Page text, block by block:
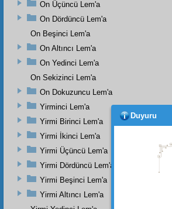
On Üçüncü Lem'a
On Dördüncü Lem'a
On Beşinci Lem'a
On Altıncı Lem'a
On Yedinci Lem'a
On Sekizinci Lem'a
On Dokuzuncu Lem'a
Yirminci Lem'a
Yirmi Birinci Lem'a
Yirmi İkinci Lem'a
Yirmi Üçüncü Lem'a
Yirmi Dördüncü Lem'a
Yirmi Beşinci Lem'a
Yirmi Altıncı Lem'a
Duyuru